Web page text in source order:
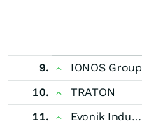
9. IONOS Group
10.
TRATON
11.
Evonik Industries